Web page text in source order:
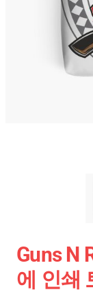
Guns N
에 인쇄